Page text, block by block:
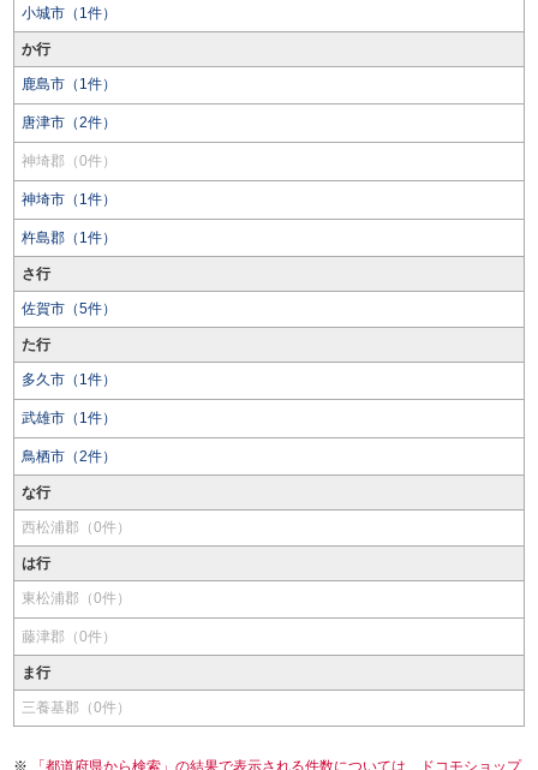
小城市（1件）
か行
鹿島市（1件）
唐津市（2件）
神埼郡（0件）
神埼市（1件）
杵島郡（1件）
さ行
佐賀市（5件）
た行
多久市（1件）
武雄市（1件）
鳥栖市（2件）
な行
西松浦郡（0件）
は行
東松浦郡（0件）
藤津郡（0件）
ま行
三養基郡（0件）
「都道府県から検索」の結果で表示される件数については、ドコモショップ